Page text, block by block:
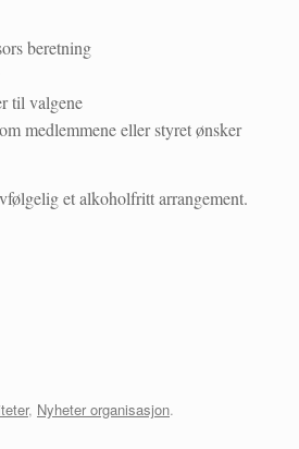
beretning
til valgene
medlemmene eller styret ønsker
et alkoholfritt arrangement.
, Nyheter organisasjon.